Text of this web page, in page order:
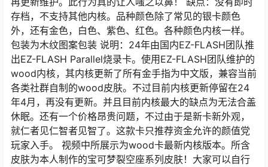
存档，不支持其他内核。品种颜色除了常见的银卡颜色
外，还有金色，白色、紫色、红色。各种颜色内核一样。
包装为木纹图案包装 说明：24年由国内EZ-FLASH团队推
出EZ-FLASH Parallel烧录卡。使用EZ-FLASH团队维护的
wood内核，其内核更新了所有金手指为中文版，兼容当前
各类社群自制的wood皮肤。不过目前内核更新停留在24
年4月，再没有更新。并且目前内核最大的缺点为无法合盖
休眠。还有一个价格昂贵问题，不过由于是新卡新外观，
就仁者见仁智者见智了。这款卡只推荐资金允许的颜值党
玩家入手。 视频中所展示为wood卡最新内核版本。所含
皮肤为本人制作的宝可梦裂空座系列皮肤！大家可以自行